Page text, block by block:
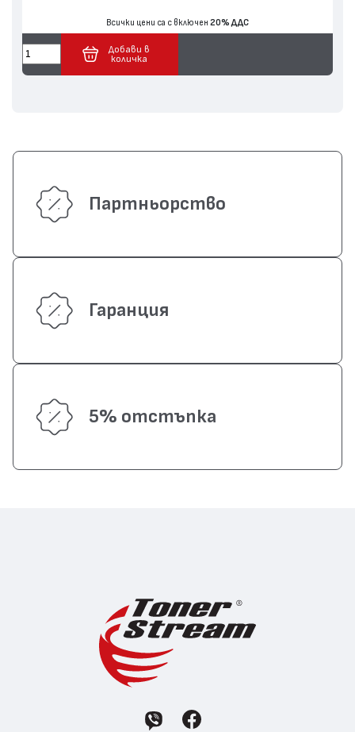
Всички цени са с включен 20% ДДС
Добави в
количка
Партньорство
Гаранция
5% отстъпка